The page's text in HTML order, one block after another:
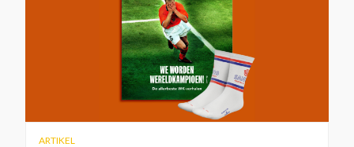
ARTIKEL